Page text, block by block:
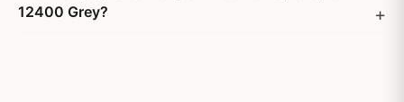
12400 Grey?